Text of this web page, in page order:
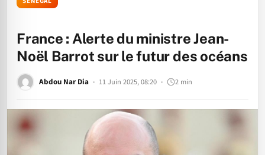
France : Alerte du ministre Jean-
Noël Barrot sur le futur des océans
Abdou Nar Dia 11 Juin 2025, 08:20 2 min